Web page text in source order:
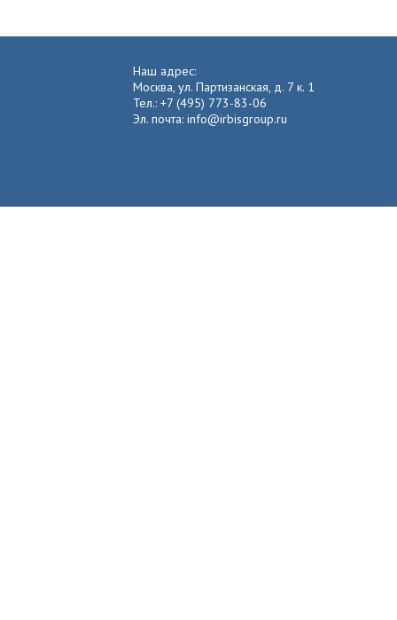
Наш адрес:
Москва, ул. Партизанская, д. 7 к. 1
Тел.: +7 (495) 773-83-06
Эл. почта: info@irbisgroup.ru